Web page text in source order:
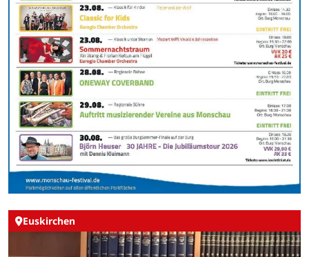
Euskirchen